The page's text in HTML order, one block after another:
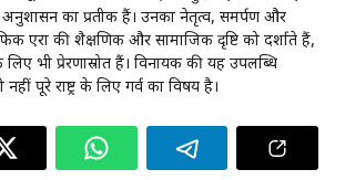
का प्रतीक हैं। उनका नेतृत्व, समर्पण और
एरा की शैक्षणिक और सामाजिक दृष्टि को दर्शाते हैं,
भी प्रेरणास्रोत हैं। विनायक की यह उपलब्धि
नहीं पूरे राष्ट्र के लिए गर्व का विषय है।